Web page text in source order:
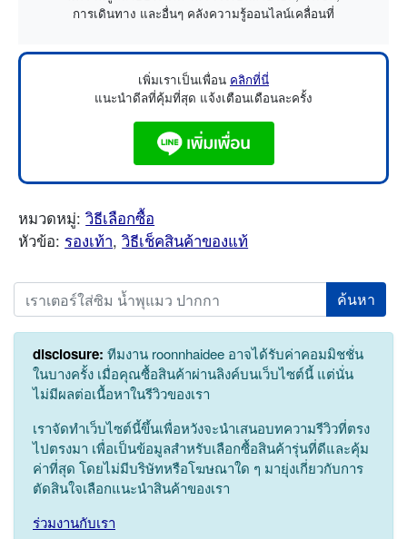
การเดินทาง และอื่นๆ คลังความรู้ออนไลน์เคลื่อนที่
เพิ่มเราเป็นเพื่อน คลิกที่นี่
แนะนำดีลที่คุ้มที่สุด แจ้งเตือนเดือนละครั้ง
หมวดหมู่:วิธีเลือกซื้อ
หัวข้อ: รองเท้า,วิธีเช็คสินค้าของแท้
Search
disclosure: ทีมงาน roonnhaidee อาจได้รับค่าคอมมิชชั่น
ในบางครั้ง เมื่อคุณซื้อสินค้าผ่านลิงค์บนเว็บไซต์นี้ แต่นั่น
ไม่มีผลต่อเนื้อหาในรีวิวของเรา
เราจัดทำเว็บไซต์นี้ขึ้นเพื่อหวังจะนำเสนอบทความรีวิวที่ตรง
ไปตรงมา เพื่อเป็นข้อมูลสำหรับเลือกซื้อสินค้ารุ่นที่ดีและคุ้ม
ค่าที่สุด โดยไม่มีบริษัทหรือโฆษณาใด ๆ มายุ่งเกี่ยวกับการ
ตัดสินใจเลือกแนะนำสินค้าของเรา
ร่วมงานกับเรา